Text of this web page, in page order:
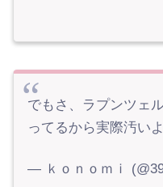
でもさ、ラプンツェ
ってるから実際汚い
— ｋｏｎｏｍｉ